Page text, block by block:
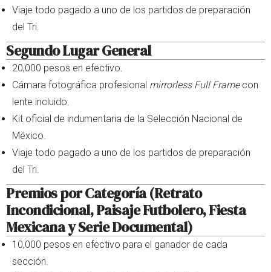
Viaje todo pagado a uno de los partidos de preparación
del Tri.
Segundo Lugar General
20,000 pesos en efectivo.
Cámara fotográfica profesional mirrorless Full Framecon
lente incluido.
Kit oficial de indumentaria de la Selección Nacional de
México.
Viaje todo pagado a uno de los partidos de preparación
del Tri.
Premios por Categoría (Retrato
Incondicional, Paisaje Futbolero, Fiesta
Mexicana y Serie Documental)
10,000 pesos en efectivo para el ganador de cada
sección.